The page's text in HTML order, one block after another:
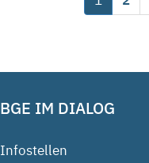
BGE IM DIALOG
Infostellen